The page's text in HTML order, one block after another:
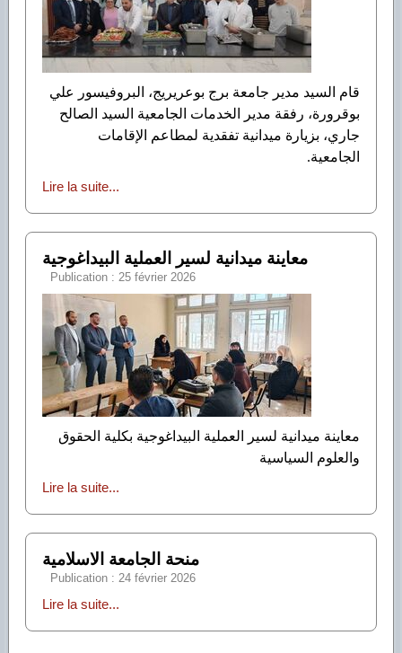
​قام السيد مدير جامعة برج بوعريريج، البروفيسور علي
بوقرورة، رفقة مدير الخدمات الجامعية السيد الصالح
جاري، بزيارة ميدانية تفقدية لمطاعم الإقامات
الجامعية.
Lire la suite...
معاينة ميدانية لسير العملية البيداغوجية
Publication : 25 février 2026
معاينة ميدانية لسير العملية البيداغوجية بكلية الحقوق
والعلوم السياسية
Lire la suite...
منحة الجامعة الاسلامية
Publication : 24 février 2026
Lire la suite...